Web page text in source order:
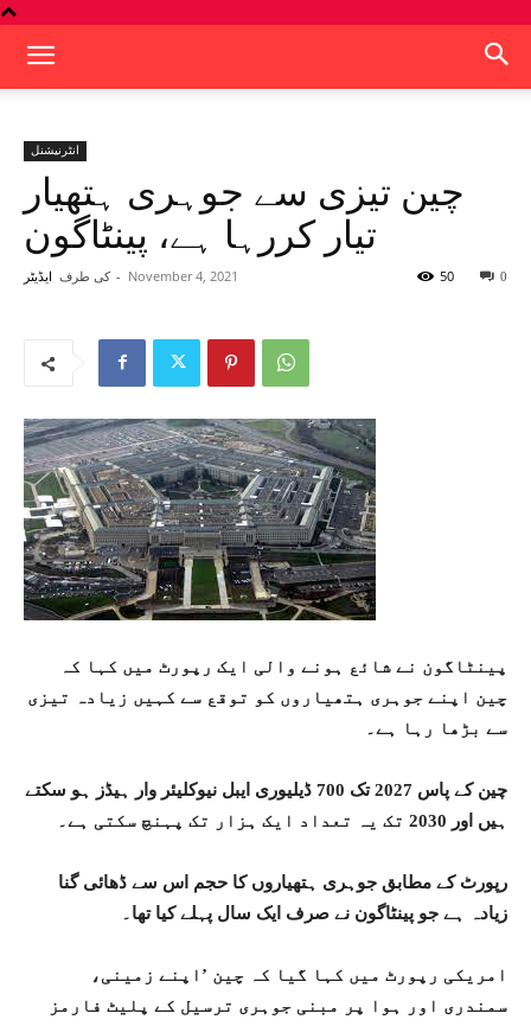
انٹرنیشنل
چین تیزی سے جوہری ہتھیار
تیار کررہا ہے، پینٹاگون
کی طرف ایڈیٹر - November 4, 2021 0
50
پینٹاگون نے شائع ہونے والی ایک رپورٹ میں کہا کہ
چین اپنے جوہری ہتھیاروں کو توقع سے کہیں زیادہ تیزی
سے بڑھا رہا ہے۔
چین کے پاس 2027 تک 700 ڈیلیوری ایبل نیوکلیئر وار ہیڈز ہو سکتے
ہیں اور 2030 تک یہ تعداد ایک ہزار تک پہنچ سکتی ہے۔
رپورٹ کے مطابق جوہری ہتھیاروں کا حجم اس سے ڈھائی گنا
زیادہ ہے جو پینٹاگون نے صرف ایک سال پہلے کیا تھا۔
امریکی رپورٹ میں کہا گیا کہ چین ’اپنے زمینی،
سمندری اور ہوا پر مبنی جوہری ترسیل کے پلیٹ فارمز